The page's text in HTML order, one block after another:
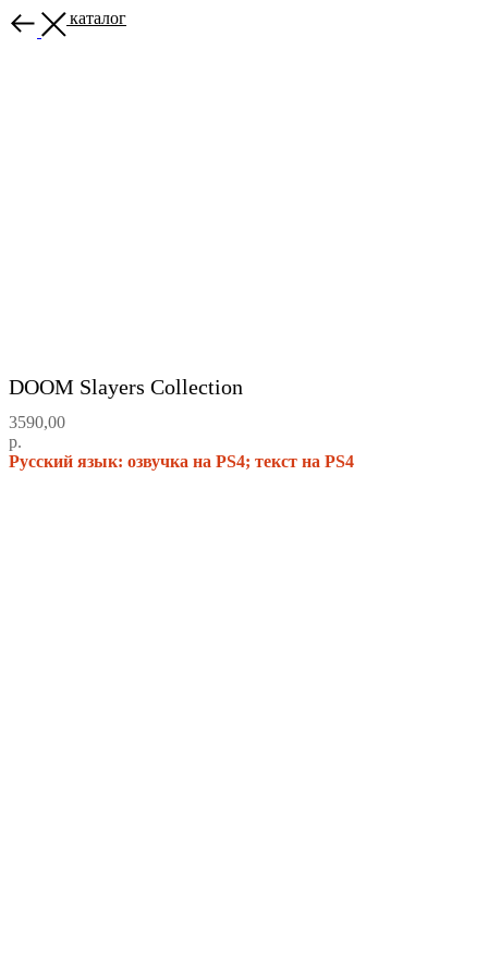
Назад в каталог
DOOM Slayers Collection
3590,00
р.
Русский язык: озвучка на PS4; текст на PS4